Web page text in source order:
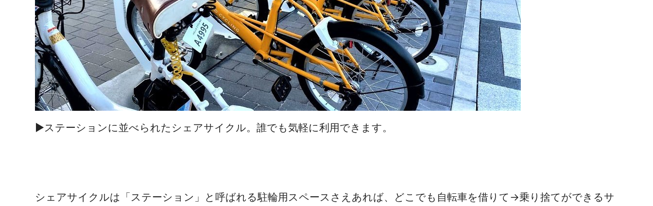
▶ステーションに並べられたシェアサイクル。誰でも気軽に利用できます。
シェアサイクルは「ステーション」と呼ばれる駐輪用スペースさえあれば、どこでも自転車を借りて→乗り捨てができるサ